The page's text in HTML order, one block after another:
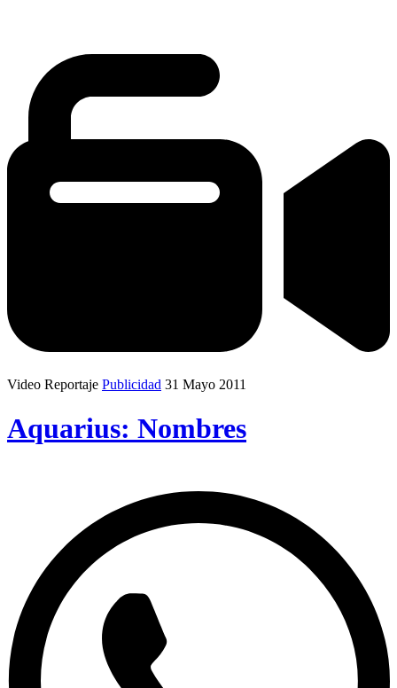
Video Reportaje Publicidad 31 Mayo 2011
Aquarius: Nombres